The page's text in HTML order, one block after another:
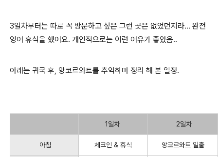
3일차부터는 따로 꼭 방문하고 싶은 그런 곳은 없었던지라... 완전
잉여 휴식을 했어요. 개인적으로는 이런 여유가 좋았음..
아래는 귀국 후, 앙코르와트를 추억하며 정리 해 본 일정.
1일차 2일차
아침 체크인 & 휴식 앙코르와트 일출